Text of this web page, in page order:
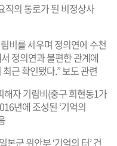
직의 통로가 된 비정상사
비를 세우며 정의연에 수천
정의연과 불편한 관계에
근 확인됐다.” 보도 관련
해자 기림비(중구 회현동1가
년에 조성된 ‘기억의
본군 위안부 ‘기억의 터’ 건